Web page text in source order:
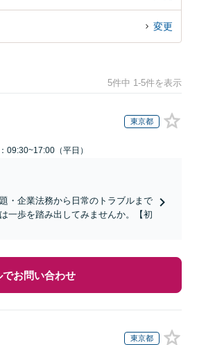
変更
5件中 1-5件を表示
東京都
09:30~17:00（平日）
・企業法務から日常のトラブルまで
一歩を踏み出してみませんか。【初
でお問い合わせ
東京都